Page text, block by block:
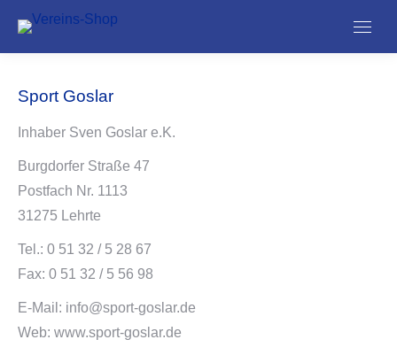
Sport Goslar
Inhaber Sven Goslar e.K.
Burgdorfer Straße 47
Postfach Nr. 1113
31275 Lehrte
Tel.: 0 51 32 / 5 28 67
Fax: 0 51 32 / 5 56 98
E-Mail: info@sport-goslar.de
Web: www.sport-goslar.de